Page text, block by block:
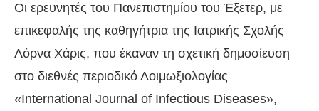
Οι ερευνητές του Πανεπιστημίου του Έξετερ, με
επικεφαλής της καθηγήτρια της Ιατρικής Σχολής
Λόρνα Χάρις, που έκαναν τη σχετική δημοσίευση
στο διεθνές περιοδικό Λοιμωξιολογίας
«International Journal of Infectious Diseases»,